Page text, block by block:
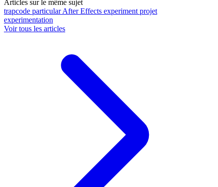
Articles sur le même sujet
trapcode particularAfter Effects experiment projet
experimentation
Voir tous les articles